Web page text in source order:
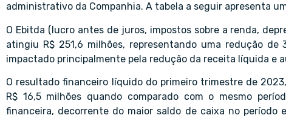
administrativo da Companhia. A tabela a seguir apresenta
O Ebitda (lucro antes de juros, impostos sobre a renda,
atingiu R$ 251,6 milhões, representando uma redução de
impactado principalmente pela redução da receita líquida e
O resultado financeiro líquido do primeiro trimestre de
R$ 16,5 milhões quando comparado com o mesmo
financeira, decorrente do maior saldo de caixa no